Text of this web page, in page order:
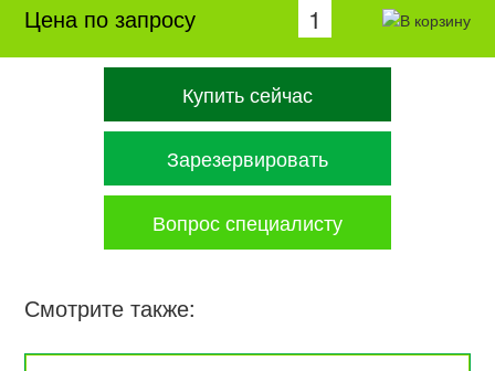
Цена по запросу
Купить сейчас
Зарезервировать
Вопрос специалисту
Смотрите также: